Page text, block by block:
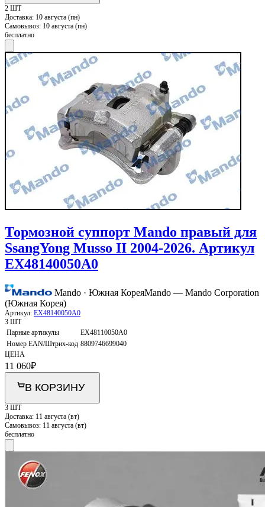
2 ШТ
Доставка: 10 августа (пн)
Самовывоз: 10 августа (пн)
бесплатно
Тормозной суппорт Mando правый для
SsangYong Musso II 2004-2026. Артикул
EX48140050A0
Mando · Южная КореяMando — Mando Corporation
(Южная Корея)
Артикул: EX48140050A0
3 ШТ
Парные артикулы
EX48110050A0
Номер EAN/Штрих-код 8809746699040
ЦЕНА
11 060₽
В КОРЗИНУ
3 ШТ
Доставка: 11 августа (вт)
Самовывоз: 11 августа (вт)
бесплатно